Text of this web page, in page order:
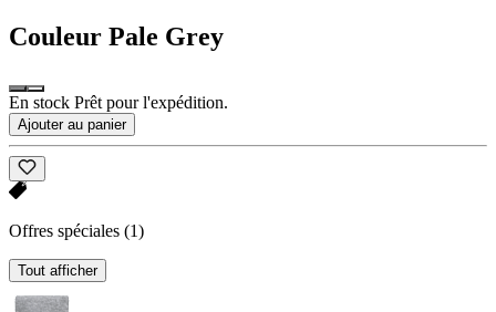
Couleur Pale Grey
En stock Prêt pour l'expédition.
Ajouter au panier
Offres spéciales (1)
Tout afficher